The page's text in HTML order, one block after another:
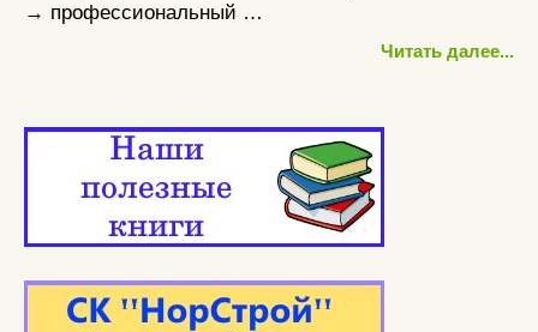
→ профессиональный …
Читать далее...